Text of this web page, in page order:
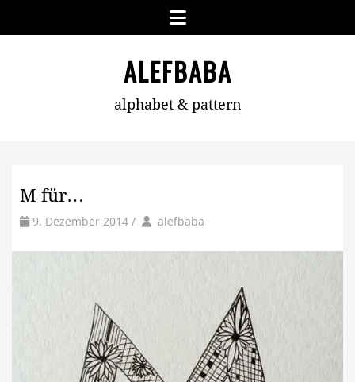
Menu
ALEFBABA
alphabet & pattern
M für…
9. Dezember 2014 / by Author
alefbaba